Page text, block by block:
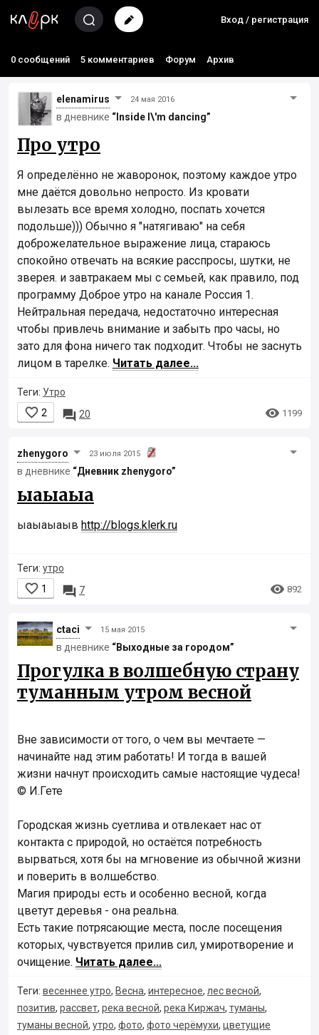
Вход / регистрация
0 сообщений 5 комментариев Форум Архив
elenamirus 24 мая 2016
в дневнике “Inside I\'m dancing”
Про утро
Я определённо не жаворонок, поэтому каждое утро
мне даётся довольно непросто. Из кровати
вылезать все время холодно, поспать хочется
подольше))) Обычно я "натягиваю" на себя
доброжелательное выражение лица, стараюсь
спокойно отвечать на всякие расспросы, шутки, не
зверея. и завтракаем мы с семьей, как правило, под
программу Доброе утро на канале Россия 1.
Нейтральная передача, недостаточно интересная
чтобы привлечь внимание и забыть про часы, но
зато для фона ничего так подходит. Чтобы не заснуть
лицом в тарелке. Читать далее...
Теги: Утро
 2  20  1199
zhenygoro 23 июля 2015
в дневнике “Дневник zhenygoro”
ыаыаыа
ыаыаыаыв http://blogs.klerk.ru
Теги: утро
 1  7  892
ctaci 15 мая 2015
в дневнике “Выходные за городом”
Прогулка в волшебную страну
туманным утром весной
Вне зависимости от того, о чем вы мечтаете —
начинайте над этим работать! И тогда в вашей
жизни начнут происходить самые настоящие чудеса!
© И.Гете
Городская жизнь суетлива и отвлекает нас от
контакта с природой, но остаётся потребность
вырваться, хотя бы на мгновение из обычной жизни
и поверить в волшебство.
Магия природы есть и особенно весной, когда
цветут деревья - она реальна.
Есть такие потрясающие места, после посещения
которых, чувствуется прилив сил, умиротворение и
очищение. Читать далее...
Теги: весеннее утро, Весна, интересное, лес весной,
позитив, рассвет, река весной, река Киржач, туманы,
туманы весной, утро, фото, фото черёмухи, цветущие